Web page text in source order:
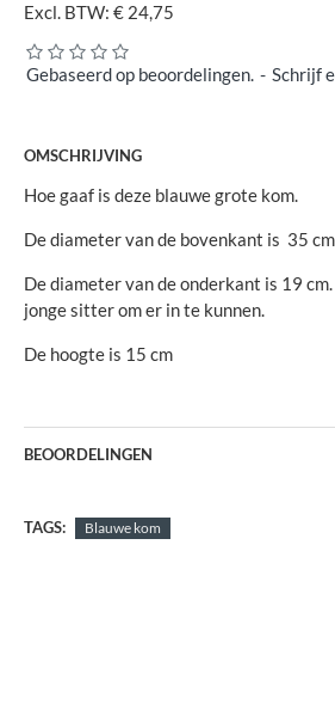
Gebaseerd op beoordelingen. - Schrijf
Excl. BTW: € 24,75
OMSCHRIJVING
Hoe gaaf is deze blauwe grote kom.
De diameter van de bovenkant is 35 cm
De diameter van de onderkant is 19
jonge sitter om er in te kunnen.
De hoogte is 15 cm
BEOORDELINGEN
TAGS: Blauwe kom